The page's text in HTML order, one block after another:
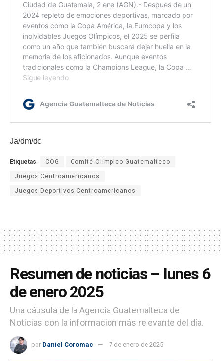
Ja/dm/dc
Etiquetas: COG Comité Olímpico Guatemalteco
Juegos Centroamericanos
Juegos Deportivos Centroamericanos
Resumen de noticias – lunes 6
de enero 2025
Una cápsula de la Agencia Guatemalteca de
Noticias con la información más relevante del día.
por Daniel Coromac 7 de enero de 2025